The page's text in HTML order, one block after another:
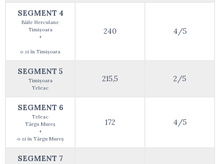
SEGMENT 4
Băile Herculane
Timișoara
+
o zi în Timișoara
240 4/5
SEGMENT 5
Timișoara
Teleac
215,5 2/5
SEGMENT 6
Teleac
Târgu Mureș
+
o zi în Târgu Mureș
172 4/5
SEGMENT 7